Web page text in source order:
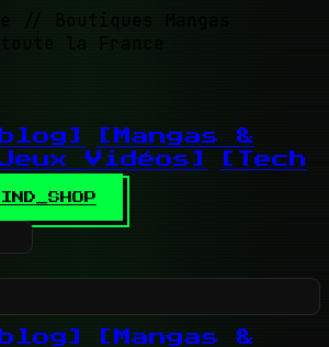
// Boutiques Mangas
la France
[Mangas &
Vidéos]
[Tech
[Mangas &